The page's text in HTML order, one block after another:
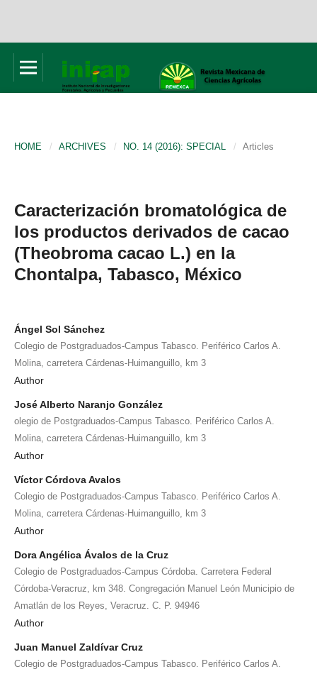
HOME / ARCHIVES / NO. 14 (2016): SPECIAL / Articles
Caracterización bromatológica de
los productos derivados de cacao
(Theobroma cacao L.) en la
Chontalpa, Tabasco, México
Ángel Sol Sánchez
Colegio de Postgraduados-Campus Tabasco. Periférico Carlos A.
Molina, carretera Cárdenas-Huimanguillo, km 3
Author
José Alberto Naranjo González
olegio de Postgraduados-Campus Tabasco. Periférico Carlos A.
Molina, carretera Cárdenas-Huimanguillo, km 3
Author
Víctor Córdova Avalos
Colegio de Postgraduados-Campus Tabasco. Periférico Carlos A.
Molina, carretera Cárdenas-Huimanguillo, km 3
Author
Dora Angélica Ávalos de la Cruz
Colegio de Postgraduados-Campus Córdoba. Carretera Federal
Córdoba-Veracruz, km 348. Congregación Manuel León Municipio de
Amatlán de los Reyes, Veracruz. C. P. 94946
Author
Juan Manuel Zaldívar Cruz
Colegio de Postgraduados-Campus Tabasco. Periférico Carlos A.